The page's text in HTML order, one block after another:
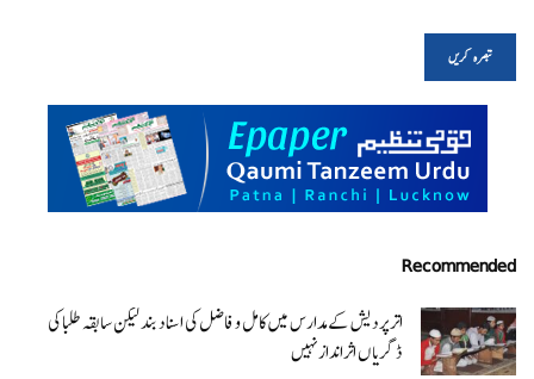
Recommended
اتر پردیش کےمدارس میں کامل و فاضل کی اسناد بند لیکن سابقہ طلبا کی
ڈگریا ں اثرانداز نہیں